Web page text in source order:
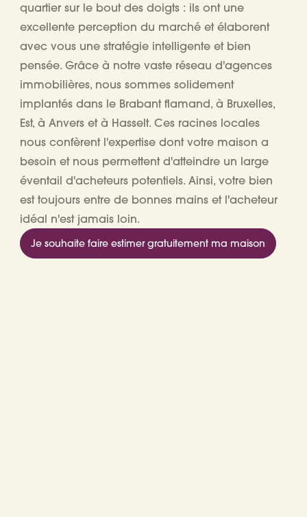
quartier sur le bout des doigts : ils ont une
excellente perception du marché et élaborent
avec vous une stratégie intelligente et bien
pensée. Grâce à notre vaste réseau d'agences
immobilières, nous sommes solidement
implantés dans le Brabant flamand, à Bruxelles,
Est, à Anvers et à Hasselt. Ces racines locales
nous confèrent l'expertise dont votre maison a
besoin et nous permettent d'atteindre un large
éventail d'acheteurs potentiels. Ainsi, votre bien
est toujours entre de bonnes mains et l'acheteur
idéal n'est jamais loin.
Je souhaite faire estimer gratuitement ma maison